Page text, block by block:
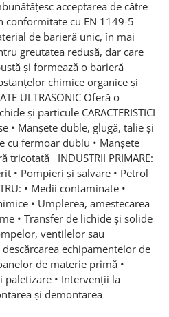
acceptarea de către
conformitate cu EN 1149-5
de barieră unic, în mai
greutatea redusă, dar care
și formează o barieră
chimice organice și
ULTRASONIC Oferă o
și particule CARACTERISTICI
• Manșete duble, glugă, talie și
cu fermoar dublu • Manșete
tricotată INDUSTRII PRIMARE:
• Pompieri și salvare • Petrol
• Medii contaminate •
• Umplerea, amestecarea
• Transfer de lichide și solide
ventilelor sau
echipamentelor de
de materie primă •
paletizare • Intervenții la
și demontarea